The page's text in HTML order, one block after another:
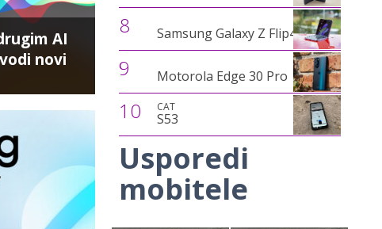
AI
novi
8 Samsung Galaxy Z Flip4
9 Motorola Edge 30 Pro
10 CAT
S53
Usporedi
mobitele